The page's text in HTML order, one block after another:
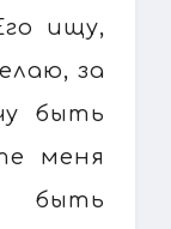
ищу,
за
быть
меня
быть